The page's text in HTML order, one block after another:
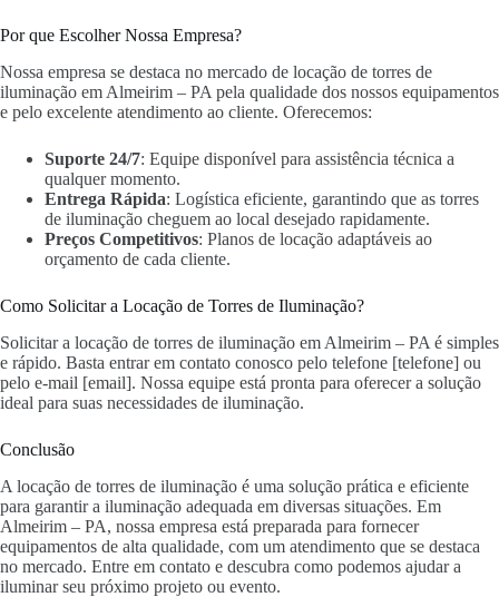
Por que Escolher Nossa Empresa?
Nossa empresa se destaca no mercado de locação de torres de
iluminação em Almeirim – PA pela qualidade dos nossos equipamentos
e pelo excelente atendimento ao cliente. Oferecemos:
Suporte 24/7: Equipe disponível para assistência técnica a
qualquer momento.
Entrega Rápida: Logística eficiente, garantindo que as torres
de iluminação cheguem ao local desejado rapidamente.
Preços Competitivos: Planos de locação adaptáveis ao
orçamento de cada cliente.
Como Solicitar a Locação de Torres de Iluminação?
Solicitar a locação de torres de iluminação em Almeirim – PA é simples
e rápido. Basta entrar em contato conosco pelo telefone [telefone] ou
pelo e-mail [email]. Nossa equipe está pronta para oferecer a solução
ideal para suas necessidades de iluminação.
Conclusão
A locação de torres de iluminação é uma solução prática e eficiente
para garantir a iluminação adequada em diversas situações. Em
Almeirim – PA, nossa empresa está preparada para fornecer
equipamentos de alta qualidade, com um atendimento que se destaca
no mercado. Entre em contato e descubra como podemos ajudar a
iluminar seu próximo projeto ou evento.